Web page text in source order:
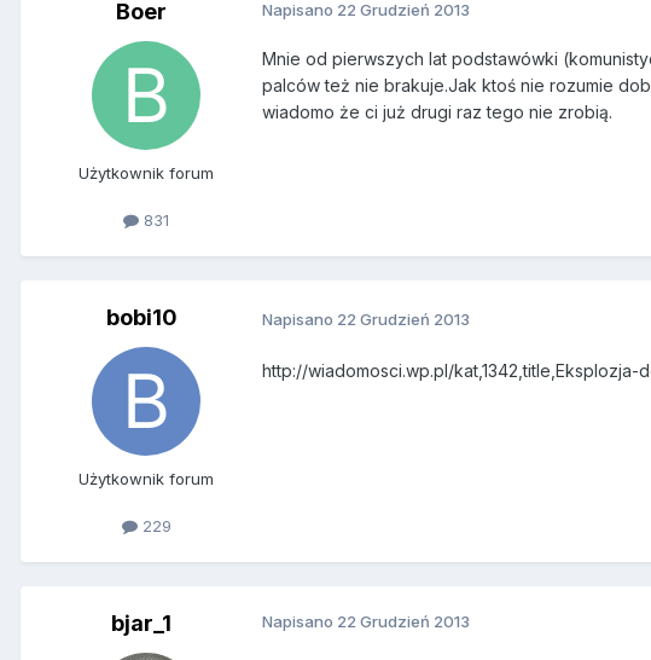
Boer
Użytkownik forum
831
Napisano 22 Grudzień 2013
Mnie od pierwszych lat podstawówki
palców też nie brakuje.Jak ktoś nie rozumie
wiadomo że ci już drugi raz tego nie zrobią.
bobi10
Użytkownik forum
229
Napisano 22 Grudzień 2013
http://wiadomosci.wp.pl/
bjar_1 Napisano 22 Grudzień 2013